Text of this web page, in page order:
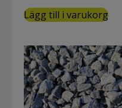
Lägg till i varukorg